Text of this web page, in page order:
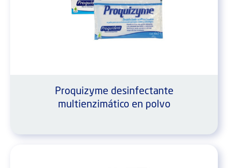
Proquizyme desinfectante
multienzimático en polvo